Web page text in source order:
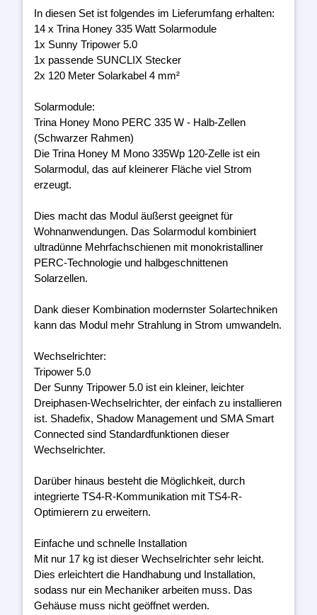
In diesen Set ist folgendes im Lieferumfang erhalten:
14 x Trina Honey 335 Watt Solarmodule
1x Sunny Tripower 5.0
1x passende SUNCLIX Stecker
2x 120 Meter Solarkabel 4 mm²
Solarmodule:
Trina Honey Mono PERC 335 W - Halb-Zellen
(Schwarzer Rahmen)
Die Trina Honey M Mono 335Wp 120-Zelle ist ein
Solarmodul, das auf kleinerer Fläche viel Strom
erzeugt.
Dies macht das Modul äußerst geeignet für
Wohnanwendungen. Das Solarmodul kombiniert
ultradünne Mehrfachschienen mit monokristalliner
PERC-Technologie und halbgeschnittenen
Solarzellen.
Dank dieser Kombination modernster Solartechniken
kann das Modul mehr Strahlung in Strom umwandeln.
Wechselrichter:
Tripower 5.0
Der Sunny Tripower 5.0 ist ein kleiner, leichter
Dreiphasen-Wechselrichter, der einfach zu installieren
ist. Shadefix, Shadow Management und SMA Smart
Connected sind Standardfunktionen dieser
Wechselrichter.
Darüber hinaus besteht die Möglichkeit, durch
integrierte TS4-R-Kommunikation mit TS4-R-
Optimierern zu erweitern.
Einfache und schnelle Installation
Mit nur 17 kg ist dieser Wechselrichter sehr leicht.
Dies erleichtert die Handhabung und Installation,
sodass nur ein Mechaniker arbeiten muss. Das
Gehäuse muss nicht geöffnet werden.